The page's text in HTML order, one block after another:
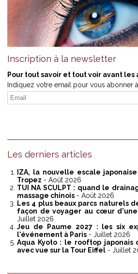
Inscription à la newsletter
Pour tout savoir et tout voir avant les
Indiquez votre email pour vous abonner
Les derniers articles
IZA, la nouvelle escale
Tropez - Août 2026
TUI NA SCULPT : quand le
massage chinois - Août 2026
Les 4 plus beaux parcs naturels
façon de voyager au cœur
Juillet 2026
Jeu de Paume 2027 : les six
l'événement à Paris - Juillet 2026
Aqua Kyoto : le rooftop japonais
avec vue sur la Tour Eiffel - Juillet